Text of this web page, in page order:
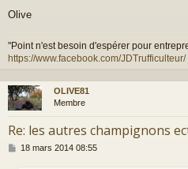
Olive
"Point n'est besoin d'espérer pour
https://www.facebook.com/JDTrufficulteur/
OLIVE81
Membre
Re: les autres champignons
M18 mars 2014 08:55